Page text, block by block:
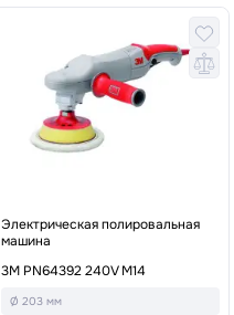
Электрическая полировальная
машина
3M PN64392 240V M14
Ø 203 мм